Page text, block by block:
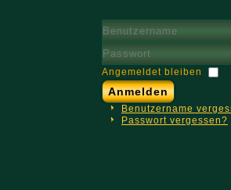
Benutzername
Passwort
Angemeldet bleiben
Anmelden
Benutzername
Passwort vergessen?